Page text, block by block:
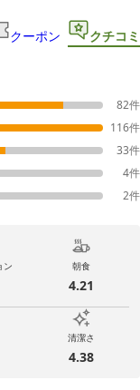
クーポン クチコミ
82件
116件
33件
4件
2件
ン 朝食
4.21
清潔さ
4.38